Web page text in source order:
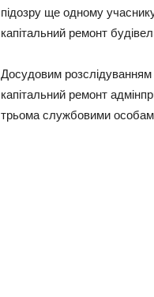
підозру ще одному
капітальний ремонт
Досудовим
капітальний ремонт
трьома службовими